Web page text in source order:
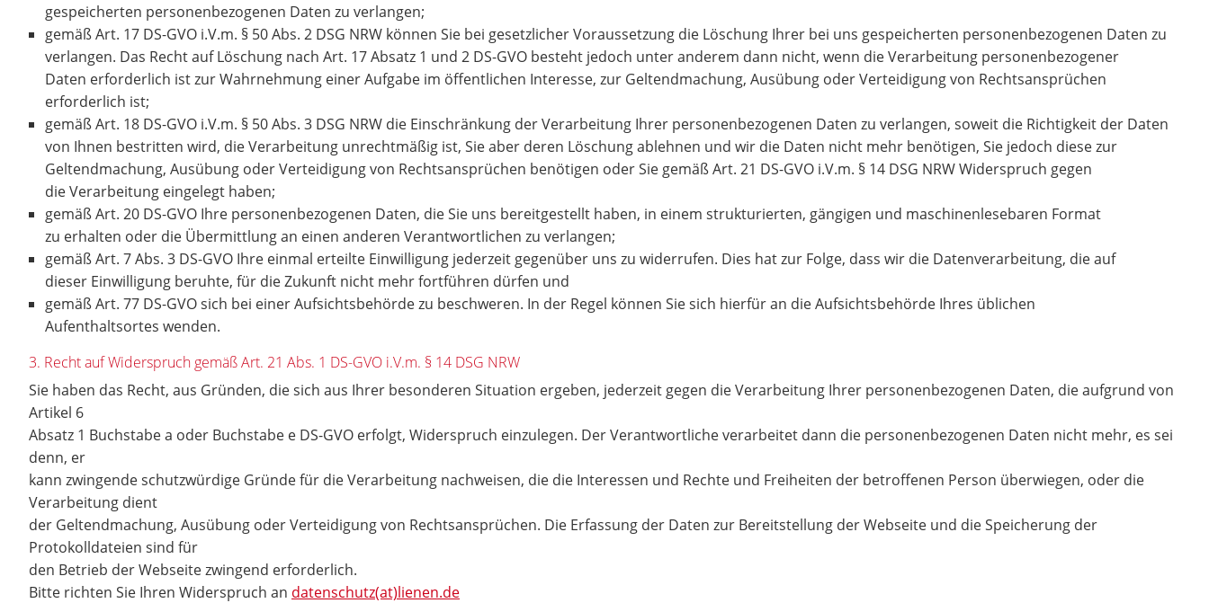
gespeicherten personenbezogenen Daten zu verlangen;
gemäß Art. 17 DS-GVO i.V.m. § 50 Abs. 2 DSG NRW können Sie bei gesetzlicher Voraussetzung die Löschung Ihrer bei uns gespeicherten personenbezogenen Daten zu
verlangen. Das Recht auf Löschung nach Art. 17 Absatz 1 und 2 DS-GVO besteht jedoch unter anderem dann nicht, wenn die Verarbeitung personenbezogener
Daten erforderlich ist zur Wahrnehmung einer Aufgabe im öffentlichen Interesse, zur Geltendmachung, Ausübung oder Verteidigung von Rechtsansprüchen
erforderlich ist;
gemäß Art. 18 DS-GVO i.V.m. § 50 Abs. 3 DSG NRW die Einschränkung der Verarbeitung Ihrer personenbezogenen Daten zu verlangen, soweit die Richtigkeit der Daten
von Ihnen bestritten wird, die Verarbeitung unrechtmäßig ist, Sie aber deren Löschung ablehnen und wir die Daten nicht mehr benötigen, Sie jedoch diese zur
Geltendmachung, Ausübung oder Verteidigung von Rechtsansprüchen benötigen oder Sie gemäß Art. 21 DS-GVO i.V.m. § 14 DSG NRW Widerspruch gegen
die Verarbeitung eingelegt haben;
gemäß Art. 20 DS-GVO Ihre personenbezogenen Daten, die Sie uns bereitgestellt haben, in einem strukturierten, gängigen und maschinenlesebaren Format
zu erhalten oder die Übermittlung an einen anderen Verantwortlichen zu verlangen;
gemäß Art. 7 Abs. 3 DS-GVO Ihre einmal erteilte Einwilligung jederzeit gegenüber uns zu widerrufen. Dies hat zur Folge, dass wir die Datenverarbeitung, die auf
dieser Einwilligung beruhte, für die Zukunft nicht mehr fortführen dürfen und
gemäß Art. 77 DS-GVO sich bei einer Aufsichtsbehörde zu beschweren. In der Regel können Sie sich hierfür an die Aufsichtsbehörde Ihres üblichen
Aufenthaltsortes wenden.
3. Recht auf Widerspruch gemäß Art. 21 Abs. 1 DS-GVO i.V.m. § 14 DSG NRW
Sie haben das Recht, aus Gründen, die sich aus Ihrer besonderen Situation ergeben, jederzeit gegen die Verarbeitung Ihrer personenbezogenen Daten, die aufgrund von
Artikel 6
Absatz 1 Buchstabe a oder Buchstabe e DS-GVO erfolgt, Widerspruch einzulegen. Der Verantwortliche verarbeitet dann die personenbezogenen Daten nicht mehr, es sei
denn, er
kann zwingende schutzwürdige Gründe für die Verarbeitung nachweisen, die die Interessen und Rechte und Freiheiten der betroffenen Person überwiegen, oder die
Verarbeitung dient
der Geltendmachung, Ausübung oder Verteidigung von Rechtsansprüchen. Die Erfassung der Daten zur Bereitstellung der Webseite und die Speicherung der
Protokolldateien sind für
den Betrieb der Webseite zwingend erforderlich.
Bitte richten Sie Ihren Widerspruch an datenschutz(at)lienen.de